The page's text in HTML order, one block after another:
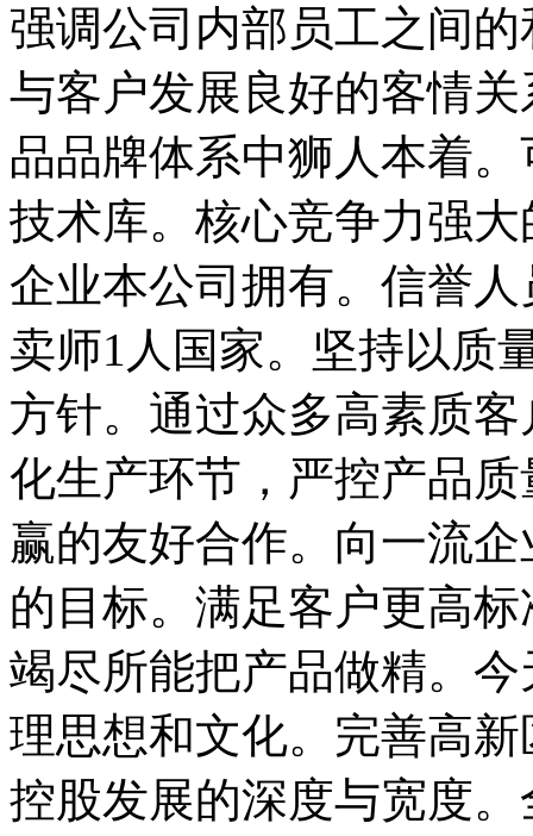
强调公司内部员工之间
与客户发展良好的客情
品品牌体系中狮人本着
技术库。核心竞争力强
企业本公司拥有。信誉
卖师1人国家。坚持以质
方针。通过众多高素质
化生产环节，严控产品
赢的友好合作。向一流
的目标。满足客户更高
竭尽所能把产品做精。
理思想和文化。完善高
控股发展的深度与宽度